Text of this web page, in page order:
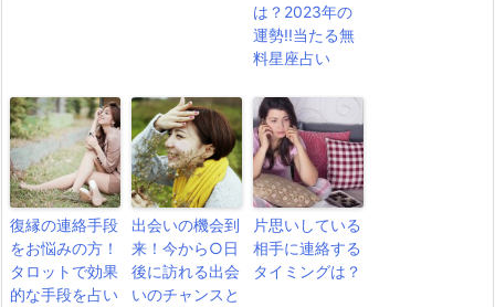
は？2023年の
運勢!!当たる無
料星座占い
復縁の連絡手段
をお悩みの方！
タロットで効果
的な手段を占い
出会いの機会到
来！今から○日
後に訪れる出会
いのチャンスと
片思いしている
相手に連絡する
タイミングは？